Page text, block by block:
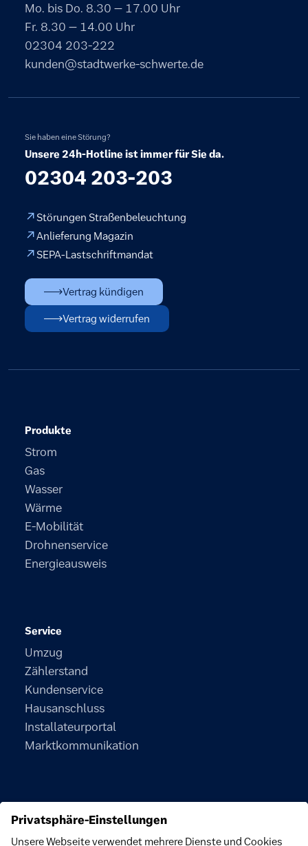
Mo. bis Do. 8.30 – 17.00 Uhr
Fr. 8.30 – 14.00 Uhr
02304 203-222
kunden@stadtwerke-schwerte.de
Produkte
Strom
Gas
Wasser
Wärme
E-Mobilität
Drohnenservice
Energieausweis
Service
Umzug
Zählerstand
Kundenservice
Hausanschluss
Installateurportal
Marktkommunikation
Unternehmen
Über uns
Sie haben eine Störung?
Unsere 24h-Hotline ist immer für Sie da.
02304 203-203
Störungen Straßenbeleuchtung
Anlieferung Magazin
SEPA-Lastschriftmandat
Vertrag kündigen
Vertrag widerrufen